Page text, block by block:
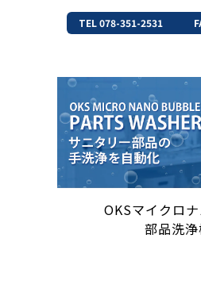
TEL 078-351-2531
OKSマイクロ
部品洗